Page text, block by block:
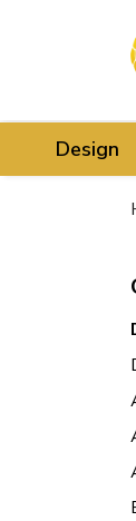
Design